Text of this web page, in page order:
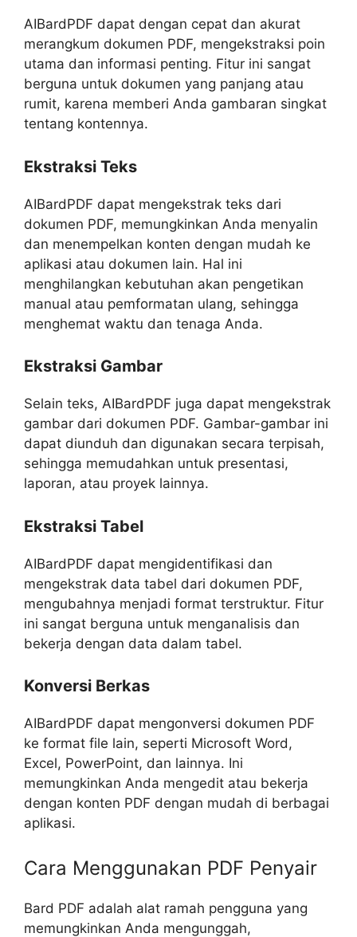
AIBardPDF dapat dengan cepat dan akurat
merangkum dokumen PDF, mengekstraksi poin
utama dan informasi penting. Fitur ini sangat
berguna untuk dokumen yang panjang atau
rumit, karena memberi Anda gambaran singkat
tentang kontennya.
Ekstraksi Teks
AIBardPDF dapat mengekstrak teks dari
dokumen PDF, memungkinkan Anda menyalin
dan menempelkan konten dengan mudah ke
aplikasi atau dokumen lain. Hal ini
menghilangkan kebutuhan akan pengetikan
manual atau pemformatan ulang, sehingga
menghemat waktu dan tenaga Anda.
Ekstraksi Gambar
Selain teks, AIBardPDF juga dapat mengekstrak
gambar dari dokumen PDF. Gambar-gambar ini
dapat diunduh dan digunakan secara terpisah,
sehingga memudahkan untuk presentasi,
laporan, atau proyek lainnya.
Ekstraksi Tabel
AIBardPDF dapat mengidentifikasi dan
mengekstrak data tabel dari dokumen PDF,
mengubahnya menjadi format terstruktur. Fitur
ini sangat berguna untuk menganalisis dan
bekerja dengan data dalam tabel.
Konversi Berkas
AIBardPDF dapat mengonversi dokumen PDF
ke format file lain, seperti Microsoft Word,
Excel, PowerPoint, dan lainnya. Ini
memungkinkan Anda mengedit atau bekerja
dengan konten PDF dengan mudah di berbagai
aplikasi.
Cara Menggunakan PDF Penyair
Bard PDF adalah alat ramah pengguna yang
memungkinkan Anda mengunggah,